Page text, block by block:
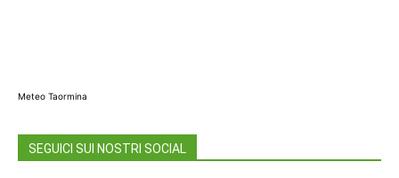
Meteo Taormina
SEGUICI SUI NOSTRI SOCIAL